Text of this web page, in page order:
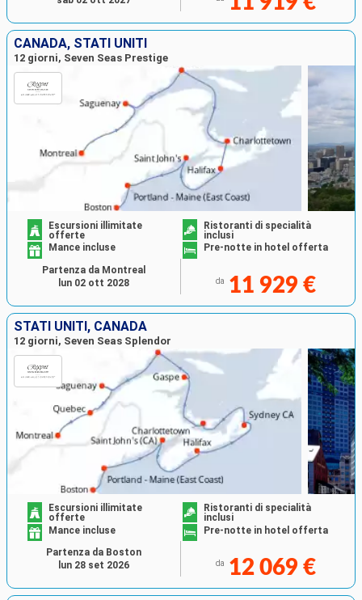
CANADA, STATI UNITI
12 giorni, Seven Seas Prestige
Escursioni illimitate
offerte
Ristoranti di specialità
inclusi
Mance incluse
Pre-notte in hotel offerta
da 11 929 €
Partenza da Montreal
lun 02 ott 2028
STATI UNITI, CANADA
12 giorni, Seven Seas Splendor
Escursioni illimitate
offerte
Ristoranti di specialità
inclusi
Mance incluse
Pre-notte in hotel offerta
da 12 069 €
Partenza da Boston
lun 28 set 2026